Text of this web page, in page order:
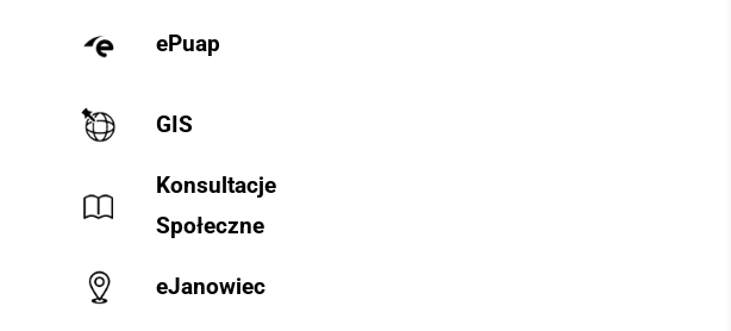
ePuap
GIS
Konsultacje
Społeczne
eJanowiec